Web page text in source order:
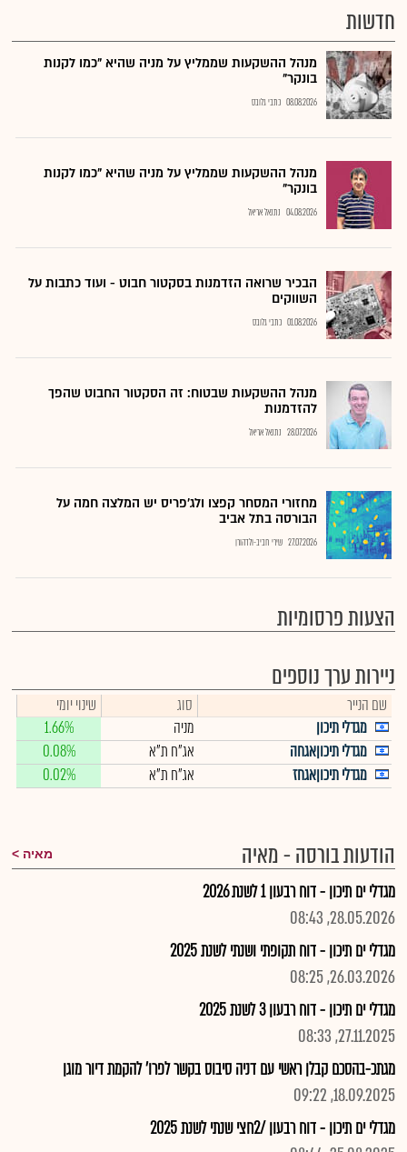
חדשות
מנהל ההשקעות שממליץ על מניה שהיא "כמו לקנות
בונקר"
08.08.2026 כתבי גלובס
מנהל ההשקעות שממליץ על מניה שהיא "כמו לקנות
בונקר"
04.08.2026 נתנאל אריאל
הבכיר שרואה הזדמנות בסקטור חבוט - ועוד כתבות על
השווקים
01.08.2026 כתבי גלובס
מנהל ההשקעות שבטוח: זה הסקטור החבוט שהפך
להזדמנות
28.07.2026 נתנאל אריאל
מחזורי המסחר קפצו ולג'פריס יש המלצה חמה על
הבורסה בתל אביב
27.07.2026 שירי חביב-ולדהורן
הצעות פרסומיות
ניירות ערך נוספים
שם הנייר סוג
שינוי יומי
מגדלי תיכון
מניה
1.66%
מגדלי תיכוןאגחה
אג"ח ת"א
0.08%
מגדלי תיכוןאגחז
אג"ח ת"א 0.02%
הודעות בורסה - מאיה מאיה
מגדלי ים תיכון - דוח רבעון 1 לשנת 2026
28.05.2026, 08:43
מגדלי ים תיכון - דוח תקופתי ושנתי לשנת 2025
26.03.2026, 08:25
מגדלי ים תיכון - דוח רבעון 3 לשנת 2025
27.11.2025, 08:33
מגתכ-בהסכם קבלן ראשי עם דניה סיבוס בקשר לפרו' להקמת דיור מוגן
18.09.2025, 09:22
מגדלי ים תיכון - דוח רבעון /2חצי שנתי לשנת 2025